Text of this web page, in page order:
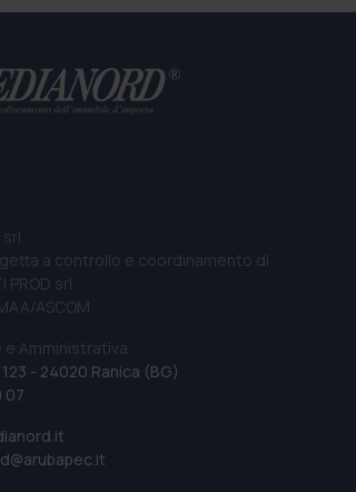
srl
a controllo e coordinamento di
PROD srl
ASCOM
e Amministrativa
- 24020 Ranica (BG)
07